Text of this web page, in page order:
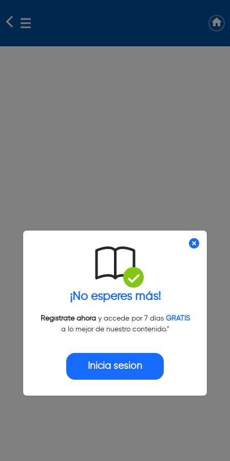
¡No esperes más!
Regístrate ahoray accede por 7 días GRATIS
a lo mejor de nuestro contenido."
Inicia sesión